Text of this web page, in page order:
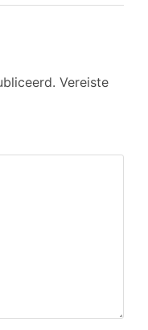
Vereiste